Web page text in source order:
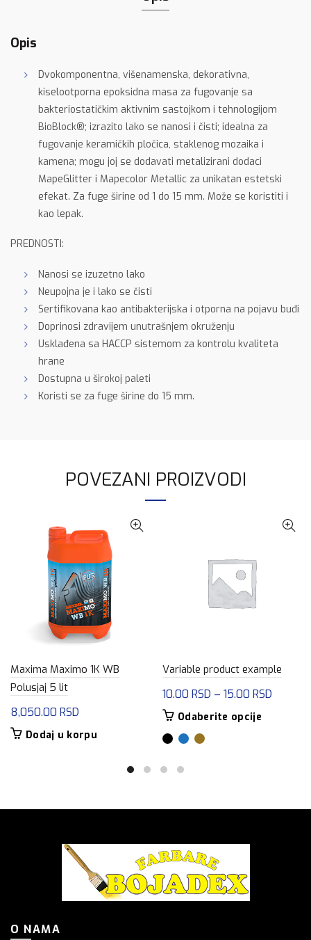
Opis
Dvokomponentna, višenamenska, dekorativna,
kiselootporna epoksidna masa za fugovanje sa
bakteriostatičkim aktivnim sastojkom i tehnologijom
BioBlock®; izrazito lako se nanosi i čisti; idealna za
fugovanje keramičkih pločica, staklenog mozaika i
kamena; mogu joj se dodavati metalizirani dodaci
MapeGlitter i Mapecolor Metallic za unikatan estetski
efekat. Za fuge širine od 1 do 15 mm. Može se koristiti i
kao lepak.
PREDNOSTI:
Nanosi se izuzetno lako
Neupojna je i lako se čisti
Sertifikovana kao antibakterijska i otporna na pojavu buđi
Doprinosi zdravijem unutrašnjem okruženju
Usklađena sa HACCP sistemom za kontrolu kvaliteta
hrane
Dostupna u širokoj paleti
Koristi se za fuge širine do 15 mm.
POVEZANI PROIZVODI
Maxima Maximo 1K WB
Polusjaj 5 lit
8,050.00 RSD
Dodaj u korpu
Variable product example
10.00 RSD – 15.00 RSD
Odaberite opcijeOvaj
mogu
O NAMA